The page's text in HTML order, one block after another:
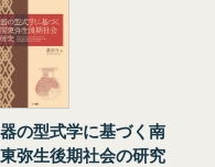
の型式学に基づく南
弥生後期社会の研究